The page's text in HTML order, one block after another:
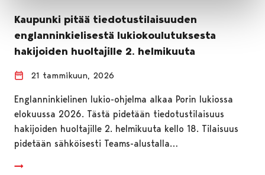
Kaupunki pitää tiedotustilaisuuden
englanninkielisestä lukiokoulutuksesta
hakijoiden huoltajille 2. helmikuuta
21 tammikuun, 2026
Englanninkielinen lukio-ohjelma alkaa Porin lukiossa
elokuussa 2026. Tästä pidetään tiedotustilaisuus
hakijoiden huoltajille 2. helmikuuta kello 18. Tilaisuus
pidetään sähköisesti Teams-alustalla…